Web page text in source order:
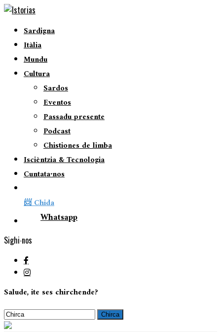
Sardigna
Itàlia
Mundu
Cultura
Sardos
Eventos
Passadu presente
Podcast
Chistiones de limba
Iscièntzia & Tecnologia
Cuntata∙nos
📨 Chida
Whatsapp
Sighi∙nos
Salude, ite ses chirchende?